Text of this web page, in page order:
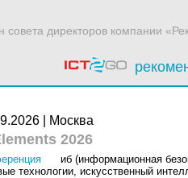
совета директоров компании
| Москва
2026
иб (информационная
технологии, искусственный